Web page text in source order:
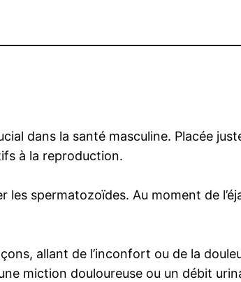
dans la santé masculine. Placée
à la reproduction.
spermatozoïdes. Au moment de
allant de l’inconfort ou de la
miction douloureuse ou un débit